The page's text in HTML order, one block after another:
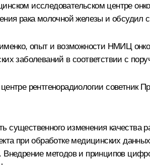
исследовательском центре
рака молочной железы и
опыт и возможности НМИЦ
заболеваний в соответствии с
рентгенорадиологии советник
изменения качества
при обработке медицинских
Внедрение методов и принципов